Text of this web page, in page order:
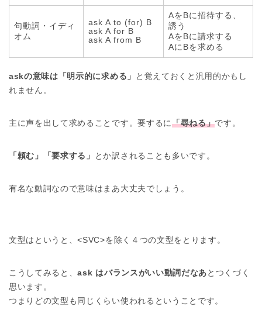
句動詞・イディ
オム
ask A to (for) B
ask A for B
ask A from B
AをBに招待する、
誘う
AをBに請求する
AにBを求める
askの意味は「明示的に求める」
と覚えておくと汎用的かもし
れません。
主に声を出して求めることです。要するに 「尋ねる」です。
「頼む」「要求する」 とか訳されることも多いです。
有名な動詞なので意味はまあ大丈夫でしょう。
文型はというと、<SVC>を除く４つの文型をとります。
こうしてみると、ask はバランスがいい動詞だなあ とつくづく
思います。
つまりどの文型も同じくらい使われるということです。